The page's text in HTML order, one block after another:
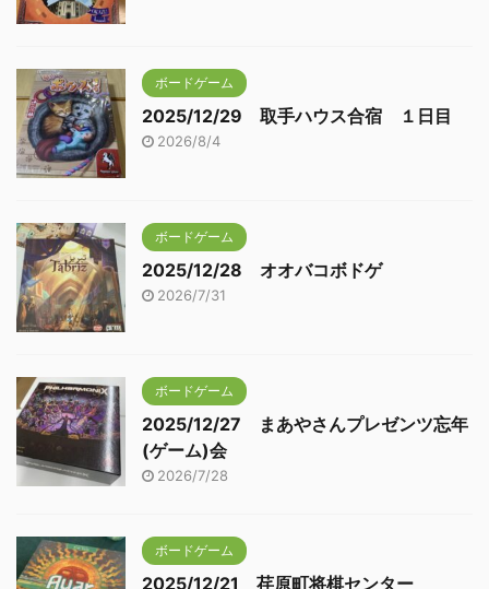
ボードゲーム
2025/12/29 取手ハウス合宿 １日目
2026/8/4
ボードゲーム
2025/12/28 オオバコボドゲ
2026/7/31
ボードゲーム
2025/12/27 まあやさんプレゼンツ忘年
(ゲーム)会
2026/7/28
ボードゲーム
2025/12/21 荏原町将棋センター